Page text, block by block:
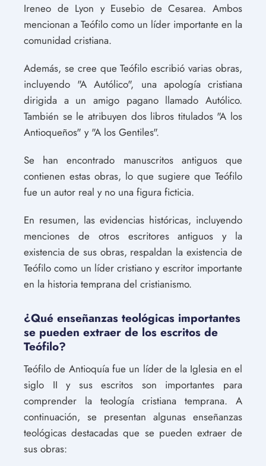
Ireneo de Lyon y Eusebio de Cesarea. Ambos
mencionan a Teófilo como un líder importante en la
comunidad cristiana.
Además, se cree que Teófilo escribió varias obras,
incluyendo "A Autólico", una apología cristiana
dirigida a un amigo pagano llamado Autólico.
También se le atribuyen dos libros titulados "A los
Antioqueños" y "A los Gentiles".
Se han encontrado manuscritos antiguos que
contienen estas obras, lo que sugiere que Teófilo
fue un autor real y no una figura ficticia.
En resumen, las evidencias históricas, incluyendo
menciones de otros escritores antiguos y la
existencia de sus obras, respaldan la existencia de
Teófilo como un líder cristiano y escritor importante
en la historia temprana del cristianismo.
¿Qué enseñanzas teológicas importantes
se pueden extraer de los escritos de
Teófilo?
Teófilo de Antioquía fue un líder de la Iglesia en el
siglo II y sus escritos son importantes para
comprender la teología cristiana temprana. A
continuación, se presentan algunas enseñanzas
teológicas destacadas que se pueden extraer de
sus obras: